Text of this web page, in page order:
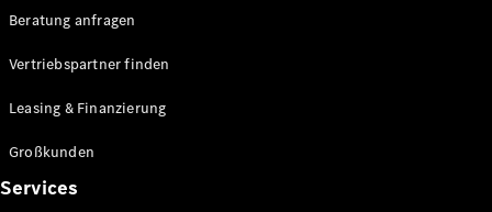
Pritschenwagen
Probefahrt
Beratung anfragen
Vertriebspartner finden
Leasing & Finanzierung
Großkunden
Services